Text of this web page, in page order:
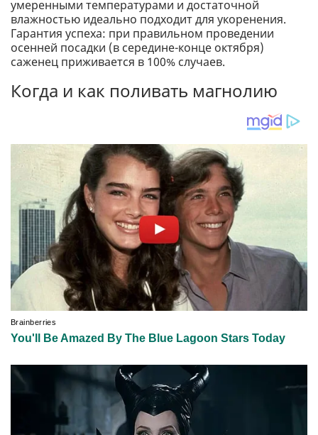
умеренными температурами и достаточной
влажностью идеально подходит для укоренения.
Гарантия успеха: при правильном проведении
осенней посадки (в середине-конце октября)
саженец приживается в 100% случаев.
Когда и как поливать магнолию